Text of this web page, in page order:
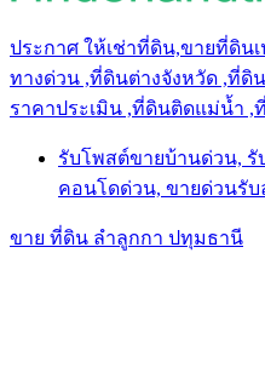
ประกาศ ให้เช่าที่ดิน,ขายที่ดิ
ทางด่วน ,ที่ดินต่างจังหวัด ,ที่ดิ
ราคาประเมิน ,ที่ดินติดแม่น้ำ
รับโพสต์ขายบ้านด่วน,
คอนโดด่วน, ขายด่วนรับ
ขาย ที่ดิน ลำลูกกา ปทุมธานี